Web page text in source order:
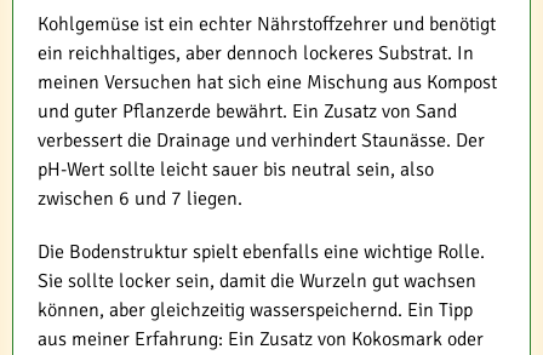
Kohlgemüse ist ein echter Nährstoffzehrer und benötigt
ein reichhaltiges, aber dennoch lockeres Substrat. In
meinen Versuchen hat sich eine Mischung aus Kompost
und guter Pflanzerde bewährt. Ein Zusatz von Sand
verbessert die Drainage und verhindert Staunässe. Der
pH-Wert sollte leicht sauer bis neutral sein, also
zwischen 6 und 7 liegen.
Die Bodenstruktur spielt ebenfalls eine wichtige Rolle.
Sie sollte locker sein, damit die Wurzeln gut wachsen
können, aber gleichzeitig wasserspeichernd. Ein Tipp
aus meiner Erfahrung: Ein Zusatz von Kokosmark oder